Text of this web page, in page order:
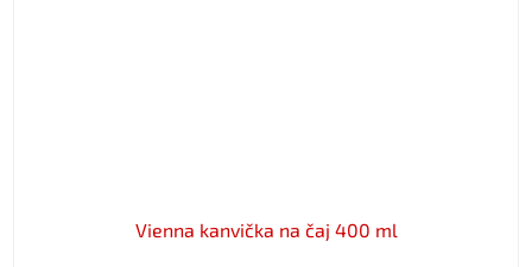
Vienna kanvička na čaj 400 ml